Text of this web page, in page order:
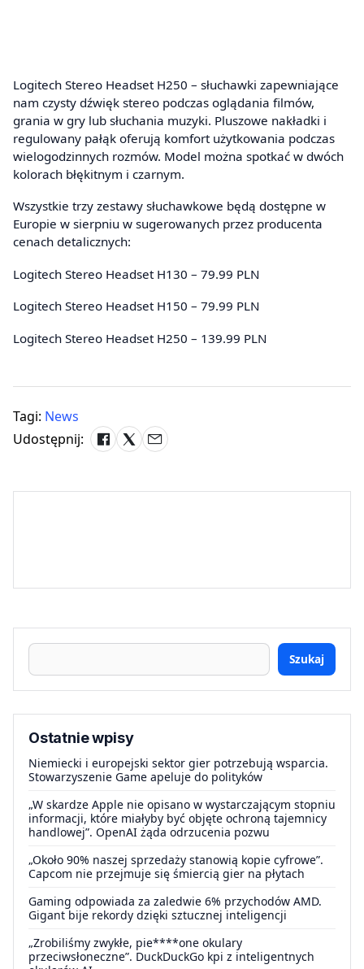
Logitech Stereo Headset H250 – słuchawki zapewniające
nam czysty dźwięk stereo podczas oglądania filmów,
grania w gry lub słuchania muzyki. Pluszowe nakładki i
regulowany pałąk oferują komfort użytkowania podczas
wielogodzinnych rozmów. Model można spotkać w dwóch
kolorach błękitnym i czarnym.
Wszystkie trzy zestawy słuchawkowe będą dostępne w
Europie w sierpniu w sugerowanych przez producenta
cenach detalicznych:
Logitech Stereo Headset H130 – 79.99 PLN
Logitech Stereo Headset H150 – 79.99 PLN
Logitech Stereo Headset H250 – 139.99 PLN
Tagi: News
Udostępnij:
Szukaj
Ostatnie wpisy
Niemiecki i europejski sektor gier potrzebują wsparcia.
Stowarzyszenie Game apeluje do polityków
„W skardze Apple nie opisano w wystarczającym stopniu
informacji, które miałyby być objęte ochroną tajemnicy
handlowej”. OpenAI żąda odrzucenia pozwu
„Około 90% naszej sprzedaży stanowią kopie cyfrowe”.
Capcom nie przejmuje się śmiercią gier na płytach
Gaming odpowiada za zaledwie 6% przychodów AMD.
Gigant bije rekordy dzięki sztucznej inteligencji
„Zrobiliśmy zwykłe, pie****one okulary
przeciwsłoneczne”. DuckDuckGo kpi z inteligentnych